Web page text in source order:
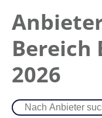
Bereich
2026